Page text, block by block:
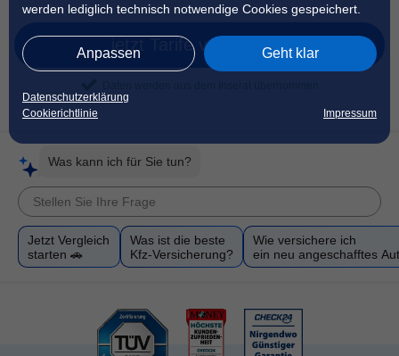
werden lediglich technisch notwendige Cookies gespeichert.
Anpassen Geht klar
Datenschutzerklärung
Cookierichtlinie
Impressum
jetzt Tarife vergleichen
Was kann ich für Sie tun?
Jetzt Vergleich
starten 🚗
Was ist die beste
Kfz-Versicherung?
Wie versichere ich
ein neu angeschafftes